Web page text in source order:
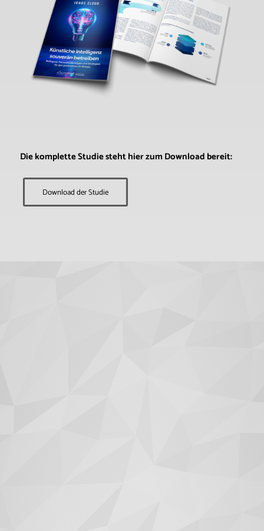
Die komplette Studie steht hier zum Download bereit:
Download der Studie